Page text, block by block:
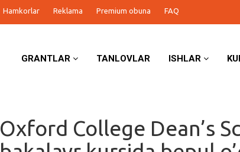
Hamkorlar Reklama Premium obuna FAQ
GRANTLAR TANLOVLAR ISHLAR
Oxford College Dean’s